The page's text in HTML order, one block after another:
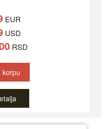
EUR
USD
RSD
korpu